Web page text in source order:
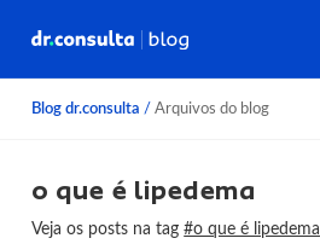
Blog dr.consulta / Arquivos do blog
o que é lipedema
Veja os posts na tag#o que é lipedema